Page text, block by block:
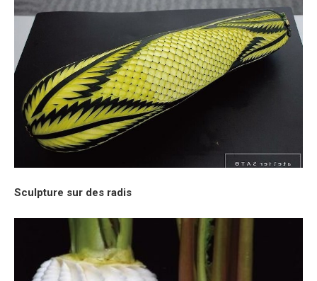
Sculpture sur des radis